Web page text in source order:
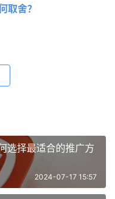
取舍？
选择最适合的推广方
2024-07-17 15:57